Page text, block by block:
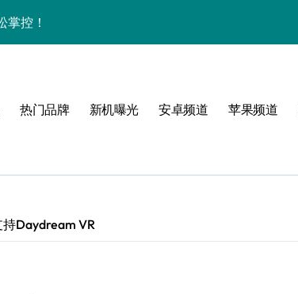
控！
速来围观！
热门品牌 新机曝光 安卓频道 苹果频道
Daydream VR